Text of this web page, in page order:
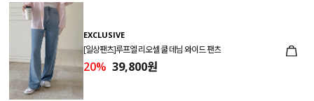
EXCLUSIVE
[일상팬츠]루프엘 리오셀 쿨 데님 와이드 팬츠
20% 39,800원